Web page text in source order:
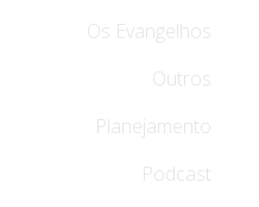
Os Evangelhos
Outros
Planejamento
Podcast